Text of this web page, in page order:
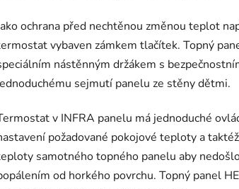
ochrana před nechtěnou změnou teplot
vybaven zámkem tlačítek. Topný
nástěnným držákem s
sejmutí panelu ze stěny dětmi.
v INFRA panelu má jednoduché
požadované pokojové teploty a
samotného topného panelu aby
od horkého povrchu. Topný panel